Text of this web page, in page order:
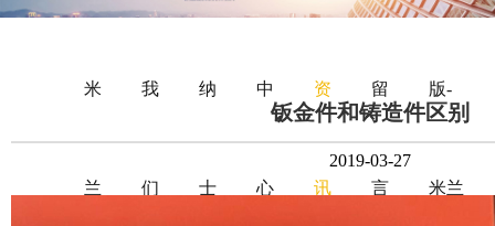
米
兰
我
们
纳
士
中
心
资
讯
留
言
版-
米兰
钣金件和铸造件区别
2019-03-27